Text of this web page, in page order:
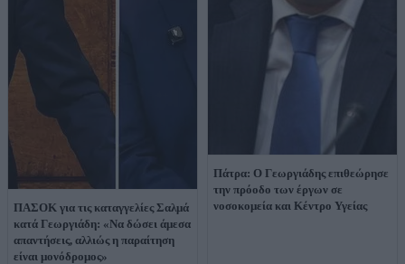
ΠΑΣΟΚ για τις καταγγελίες Σαλμά
κατά Γεωργιάδη: «Να δώσει άμεσα
απαντήσεις, αλλιώς η παραίτηση
είναι μονόδρομος»
Πάτρα: Ο Γεωργιάδης επιθεώρησε
την πρόοδο των έργων σε
νοσοκομεία και Κέντρο Υγείας